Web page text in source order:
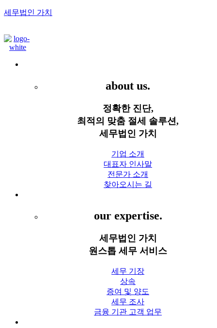
세무법인 가치
about us.
정확한 진단,
최적의 맞춤 절세 솔루션,
세무법인 가치
기업 소개
대표자 인사말
전문가 소개
찾아오시는 길
our expertise.
세무법인 가치
원스톱 세무 서비스
세무 기장
상속
증여 및 양도
세무 조사
금융 기관 고객 업무